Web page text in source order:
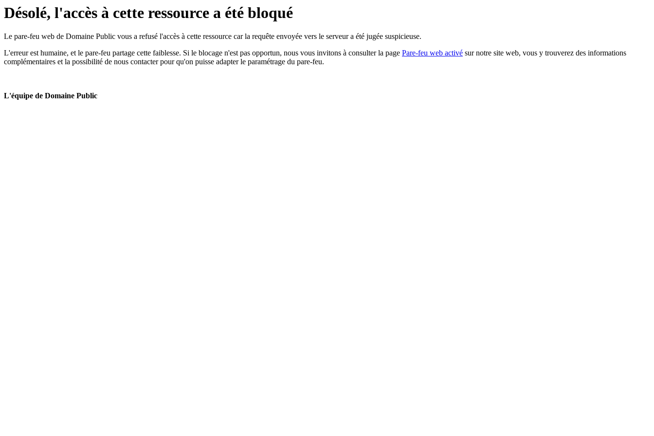
Désolé, l'accès à cette ressource a été bloqué
Le pare-feu web de Domaine Public vous a refusé l'accès à cette ressource car la requête envoyée vers le serveur a été jugée suspicieuse.
L'erreur est humaine, et le pare-feu partage cette faiblesse. Si le blocage n'est pas opportun, nous vous invitons à consulter la page Pare-feu web activé sur notre site web, vous y trouverez des informations
complémentaires et la possibilité de nous contacter pour qu'on puisse adapter le paramétrage du pare-feu.
L'équipe de Domaine Public